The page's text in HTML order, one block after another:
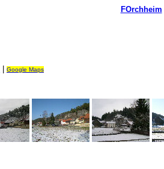
FOrchheim
Google Maps